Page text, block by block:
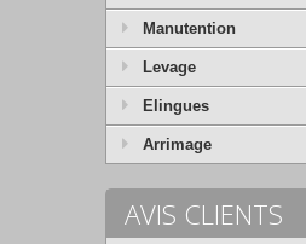
Manutention
Levage
Elingues
Arrimage
AVIS CLIENTS